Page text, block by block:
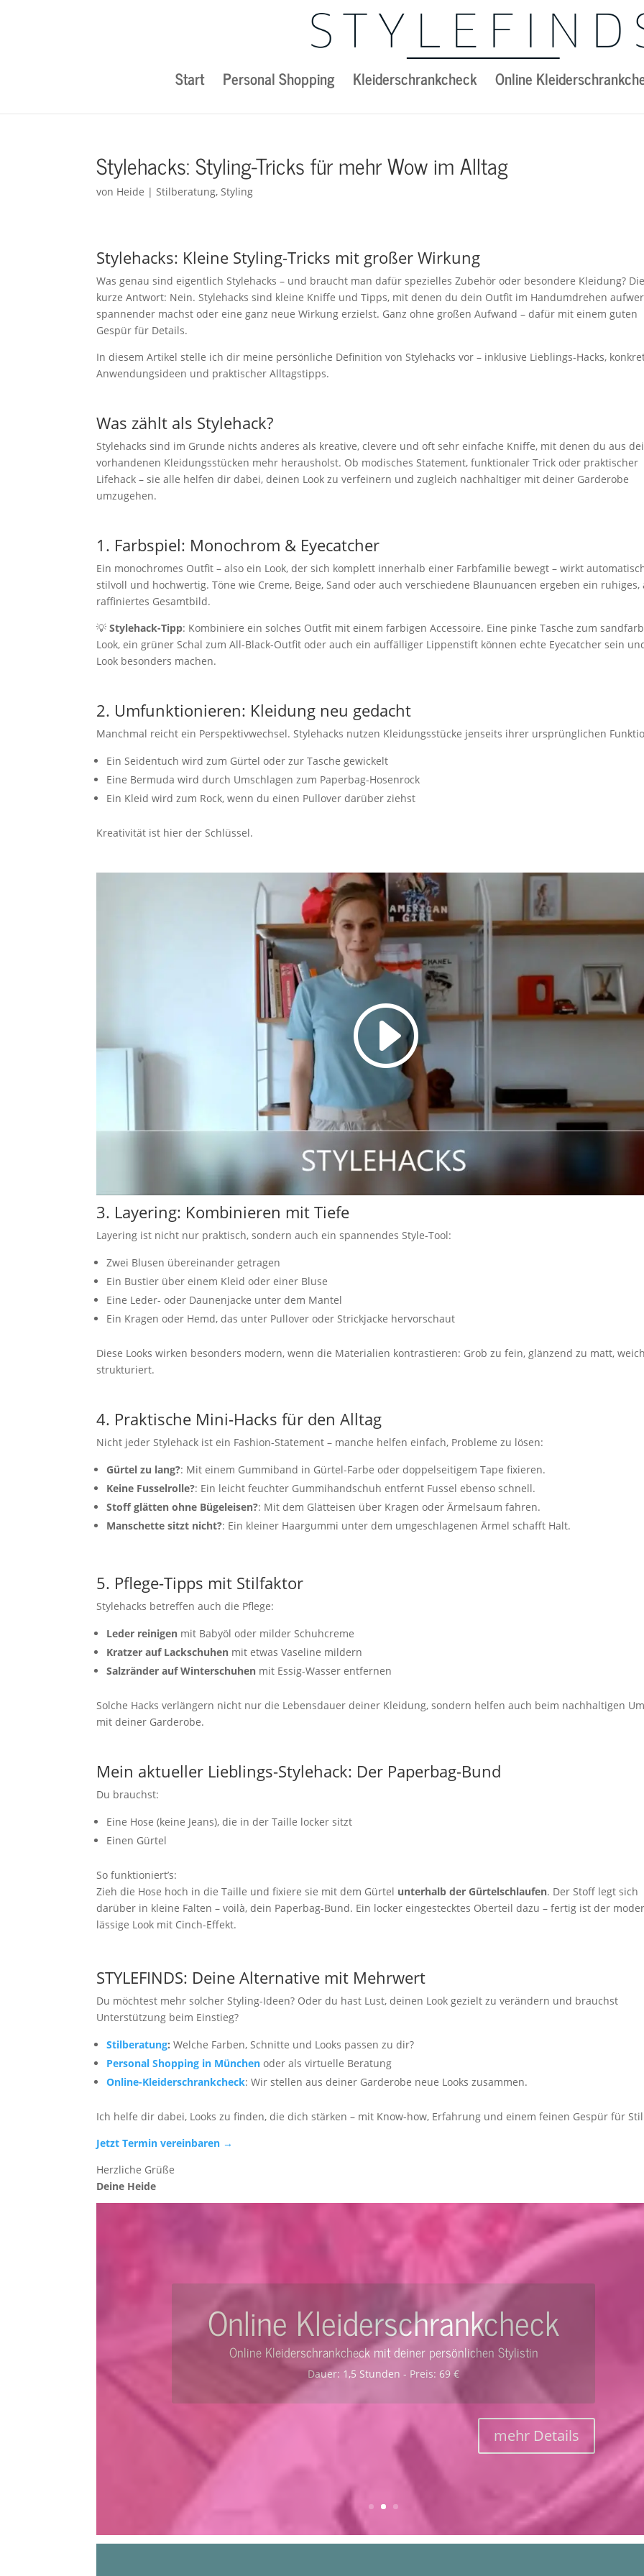
Start Personal Shopping Kleiderschrankcheck Online
Stylehacks: Styling-Tricks für mehr Wow im Alltag
von Heide |Stilberatung,Styling
Stylehacks: Kleine Styling-Tricks mit großer Wirkung
Was genau sind eigentlich Stylehacks – und braucht man dafür spezielles Zubehör oder besondere Kleidung?
kurze Antwort: Nein. Stylehacks sind kleine Kniffe und Tipps, mit denen du dein Outfit im Handumdrehen
spannender machst oder eine ganz neue Wirkung erzielst. Ganz ohne großen Aufwand – dafür mit einem guten
Gespür für Details.
In diesem Artikel stelle ich dir meine persönliche Definition von Stylehacks vor – inklusive Lieblings-Hacks,
Anwendungsideen und praktischer Alltagstipps.
Was zählt als Stylehack?
Stylehacks sind im Grunde nichts anderes als kreative, clevere und oft sehr einfache Kniffe, mit denen du aus
vorhandenen Kleidungsstücken mehr herausholst. Ob modisches Statement, funktionaler Trick oder praktischer
Lifehack – sie alle helfen dir dabei, deinen Look zu verfeinern und zugleich nachhaltiger mit deiner Garderobe
umzugehen.
1. Farbspiel: Monochrom & Eyecatcher
Ein monochromes Outfit – also ein Look, der sich komplett innerhalb einer Farbfamilie bewegt – wirkt
stilvoll und hochwertig. Töne wie Creme, Beige, Sand oder auch verschiedene Blaunuancen ergeben ein ruhiges,
raffiniertes Gesamtbild.
💡Stylehack-Tipp: Kombiniere ein solches Outfit mit einem farbigen Accessoire. Eine pinke Tasche zum
Look, ein grüner Schal zum All-Black-Outfit oder auch ein auffälliger Lippenstift können echte Eyecatcher sein
Look besonders machen.
2. Umfunktionieren: Kleidung neu gedacht
Manchmal reicht ein Perspektivwechsel. Stylehacks nutzen Kleidungsstücke jenseits ihrer ursprünglichen
Ein Seidentuch wird zum Gürtel oder zur Tasche gewickelt
Eine Bermuda wird durch Umschlagen zum Paperbag-Hosenrock
Ein Kleid wird zum Rock, wenn du einen Pullover darüber ziehst
Kreativität ist hier der Schlüssel.
3. Layering: Kombinieren mit Tiefe
Layering ist nicht nur praktisch, sondern auch ein spannendes Style-Tool:
Zwei Blusen übereinander getragen
Ein Bustier über einem Kleid oder einer Bluse
Eine Leder- oder Daunenjacke unter dem Mantel
Ein Kragen oder Hemd, das unter Pullover oder Strickjacke hervorschaut
Diese Looks wirken besonders modern, wenn die Materialien kontrastieren: Grob zu fein, glänzend zu matt,
strukturiert.
4. Praktische Mini-Hacks für den Alltag
Nicht jeder Stylehack ist ein Fashion-Statement – manche helfen einfach, Probleme zu lösen:
Gürtel zu lang?: Mit einem Gummiband in Gürtel-Farbe oder doppelseitigem Tape fixieren.
Keine Fusselrolle?: Ein leicht feuchter Gummihandschuh entfernt Fussel ebenso schnell.
Stoff glätten ohne Bügeleisen?: Mit dem Glätteisen über Kragen oder Ärmelsaum fahren.
Manschette sitzt nicht?: Ein kleiner Haargummi unter dem umgeschlagenen Ärmel schafft Halt.
5. Pflege-Tipps mit Stilfaktor
Stylehacks betreffen auch die Pflege:
Leder reinigen mit Babyöl oder milder Schuhcreme
Kratzer auf Lackschuhen mit etwas Vaseline mildern
Salzränder auf Winterschuhen mit Essig-Wasser entfernen
Solche Hacks verlängern nicht nur die Lebensdauer deiner Kleidung, sondern helfen auch beim nachhaltigen
mit deiner Garderobe.
Mein aktueller Lieblings-Stylehack: Der Paperbag-Bund
Du brauchst:
Eine Hose (keine Jeans), die in der Taille locker sitzt
Einen Gürtel
So funktioniert’s:
Zieh die Hose hoch in die Taille und fixiere sie mit dem Gürtel unterhalb der Gürtelschlaufen. Der Stoff legt sich
darüber in kleine Falten – voilà, dein Paperbag-Bund. Ein locker eingestecktes Oberteil dazu – fertig ist der
lässige Look mit Cinch-Effekt.
STYLEFINDS: Deine Alternative mit Mehrwert
Du möchtest mehr solcher Styling-Ideen? Oder du hast Lust, deinen Look gezielt zu verändern und brauchst
Unterstützung beim Einstieg?
Stilberatung: Welche Farben, Schnitte und Looks passen zu dir?
Personal Shopping in München oder als virtuelle Beratung
Online-Kleiderschrankcheck: Wir stellen aus deiner Garderobe neue Looks zusammen.
Ich helfe dir dabei, Looks zu finden, die dich stärken – mit Know-how, Erfahrung und einem feinen Gespür für
Jetzt Termin vereinbaren →
Herzliche Grüße
Deine Heide
Kleiderschrankcheck
Kleiderschrankcheck mit deiner persönlichenStylistin
Dauer: 3 Stunden - Preis: 179 €
mehr Details